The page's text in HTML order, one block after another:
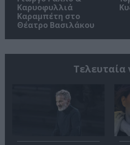
Καρυοφυλλιά
Καραμπέτη στο
Θέατρο Βασιλάκου
Τελευταία